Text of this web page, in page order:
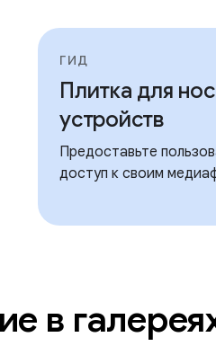
ГИД
Плитка для
устройств
Предоставьте
доступ к своим
в